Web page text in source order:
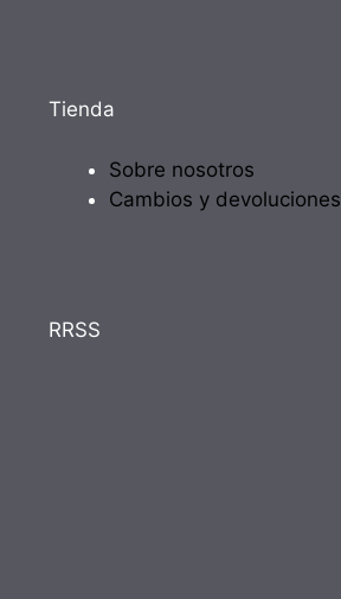
Tienda
Sobre nosotros
Cambios y devoluciones
RRSS